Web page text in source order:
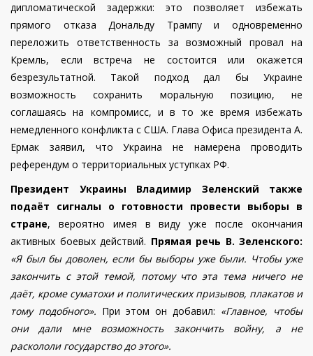
дипломатической задержки: это позволяет избежать
прямого отказа Дональду Трампу и одновременно
переложить ответственность за возможный провал на
Кремль, если встреча не состоится или окажется
безрезультатной. Такой подход дал бы Украине
возможность сохранить моральную позицию, не
соглашаясь на компромисс, и в то же время избежать
немедленного конфликта с США. Глава Офиса президента А.
Ермак заявил, что Украина не намерена проводить
референдум о территориальных уступках РФ.
Президент Украины Владимир Зеленский также
подаёт сигналы о готовности провести выборы в
стране, вероятно имея в виду уже после окончания
активных боевых действий. Прямая речь В. Зеленского:
«Я был бы доволен, если бы выборы уже были. Чтобы уже
закончить с этой темой, потому что эта тема ничего не
даёт, кроме суматохи и политических призывов, плакатов и
тому подобного». При этом он добавил: «Главное, чтобы
они дали мне возможность закончить войну, а не
раскололи государство до этого».